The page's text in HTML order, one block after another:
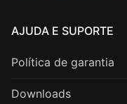
AJUDA E SUPORTE
Política de garantia
Downloads